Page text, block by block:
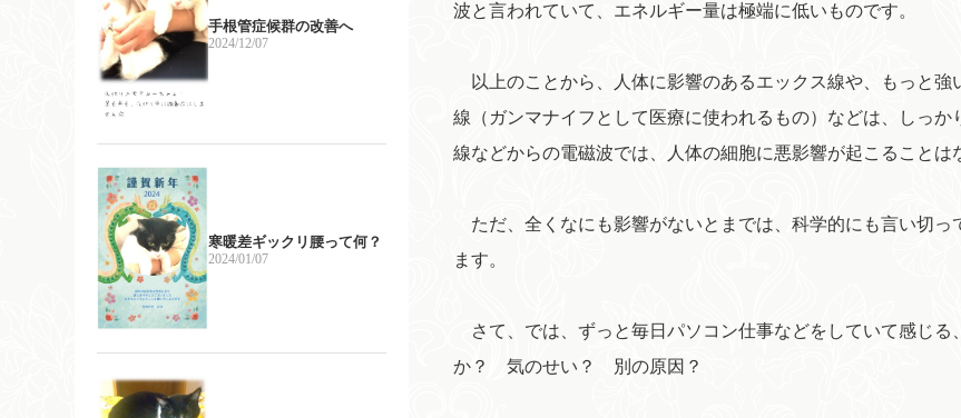
波と言われていて、エネルギー量は極端に低いものです。
以上のことから、人体に影響のあるエックス線や、もっと
線（ガンマナイフとして医療に使われるもの）などは、しっ
線などからの電磁波では、人体の細胞に悪影響が起こること
ただ、全くなにも影響がないとまでは、科学的にも言い切
ます。
さて、では、ずっと毎日パソコン仕事などをしていて感じる
か？ 気のせい？ 別の原因？
手根管症候群の改善へ
2024/12/07
寒暖差ギックリ腰って何？
2024/01/07